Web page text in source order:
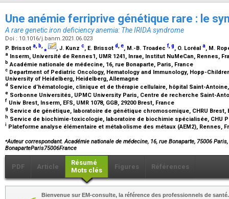
Une anémie ferriprive génétique rare : le
A rare genetic iron deficiency anemia: The IRIDA syndrome
Doi : 10.1016/j.banm.2021.06.023
P. Brissot a, b,⁎ , J. Kunz c, E. Brissot d,e, M.-B. Troadec f,g, O. Loréal a, M.
a Inserm, Université de Rennes1, UMR 1241, Inrae, Institut NuMeCan, Rennes,
b Académie nationale de médecine, 16, rue Bonaparte, Paris, France
c Department of Pediatric Oncology, Hematology and Immunology, Hopp-
University of Heidelberg, Heidelberg, Allemagne
d Service d’hématologie, clinique et de thérapie cellulaire, hôpital Saint-
e Sorbonne Universités, UPMC University Paris, Centre de recherche Saint-
f Univ Brest, Inserm, EFS, UMR 1078, GGB, 29200 Brest, France
g Service de génétique, laboratoire de génétique chromosomique, CHRU Brest,
h Service de biochimie-toxicologie, laboratoire de biochimie spécialisée, CHU
i Plateforme analyse élémentaire et métabolisme des métaux (AEM2), Rennes,
⁎Auteur correspondant. Académie nationale de médecine, 16, rue Bonaparte, 75006
BonaparteParis75006France
PDF Article
Résumé
Mots clés
Figures Références
Bienvenue sur EM-consulte, la référence des professionnels de santé.